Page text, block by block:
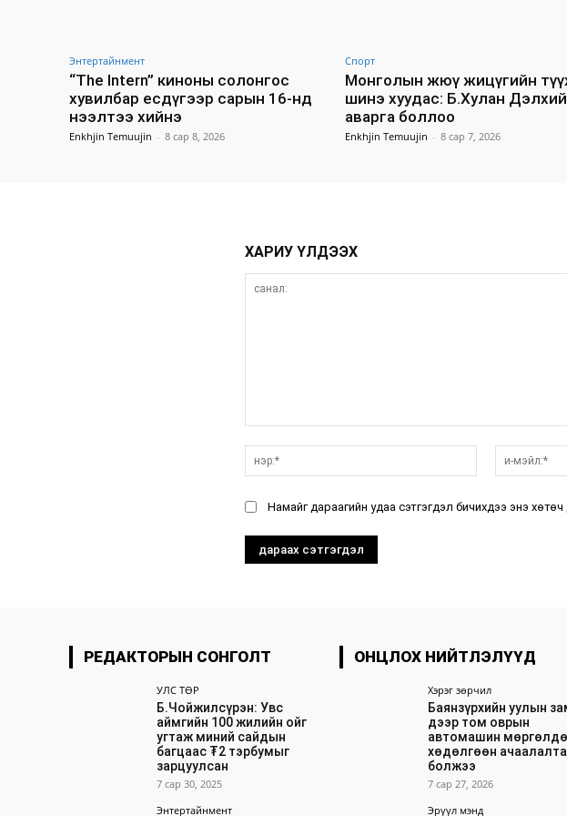
Энтертайнмент
“The Intern” киноны солонгос
хувилбар есдүгээр сарын 16-нд
нээлтээ хийнэ
Enkhjin Temuujin - 8 сар 8, 2026
Спорт
Монголын жюү жицүгийн
шинэ хуудас: Б.Хулан
аварга боллоо
Enkhjin Temuujin - 8 сар 7, 2026
ХАРИУ ҮЛДЭЭХ
Намайг дараагийн удаа сэтгэгдэл бичихдээ энэ
РЕДАКТОРЫН СОНГОЛТ
УЛС ТӨР
Б.Чойжилсүрэн: Увс
аймгийн 100 жилийн ойг
угтаж миний сайдын
багцаас ₮2 тэрбумыг
зарцуулсан
7 сар 30, 2025
Энтертайнмент
ОНЦЛОХ НИЙТЛЭЛҮҮД
Хэрэг зөрчил
Баянзүрхийн уулын
дээр том оврын
автомашин
хөдөлгөөн
болжээ
7 сар 27, 2026
Эрүүл мэнд